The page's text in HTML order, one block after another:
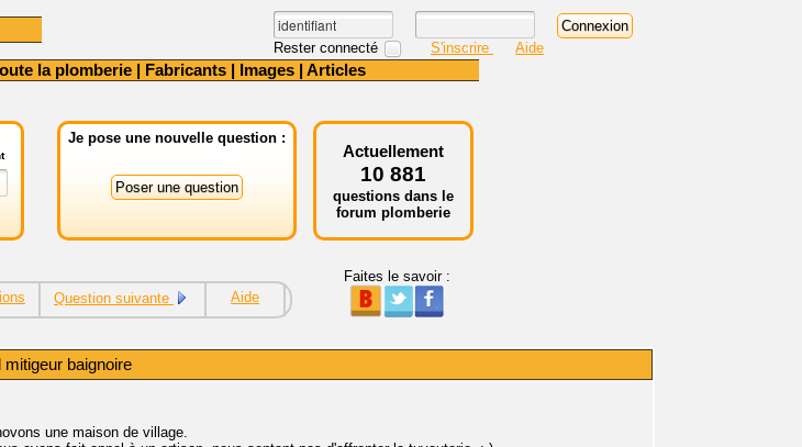
Rester connecté S'inscrire Aide
la plomberie | Fabricants | Images | Articles
Je pose une nouvelle question :
Actuellement
10 881
questions dans le
forum plomberie
Question suivante Aide
Faites le savoir :
mitigeur baignoire
une maison de village.